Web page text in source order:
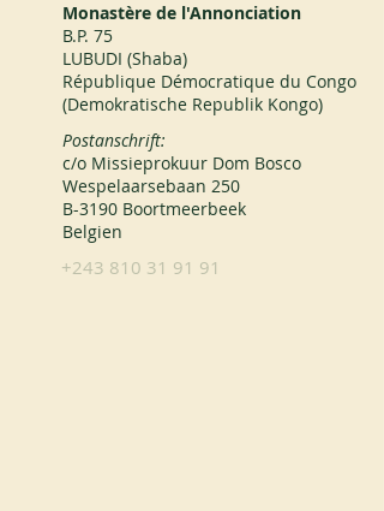
Monastère de l'Annonciation
B.P. 75
LUBUDI (Shaba)
République Démocratique du Congo
(Demokratische Republik Kongo)
Postanschrift:
c/o Missieprokuur Dom Bosco
Wespelaarsebaan 250
B-3190 Boortmeerbeek
Belgien
+243 810 31 91 91